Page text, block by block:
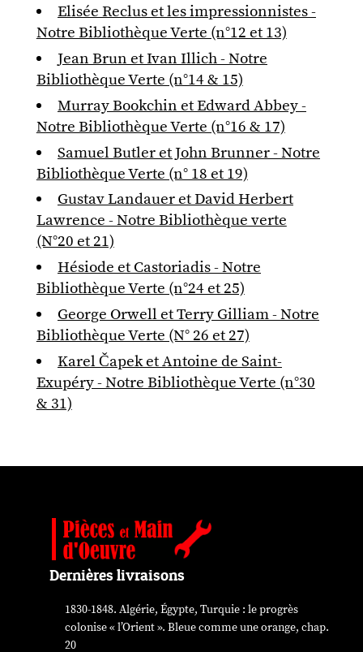
Elisée Reclus et les impressionnistes -
Notre Bibliothèque Verte (n°12 et 13)
Jean Brun et Ivan Illich - Notre
Bibliothèque Verte (n°14 & 15)
Murray Bookchin et Edward Abbey -
Notre Bibliothèque Verte (n°16 & 17)
Samuel Butler et John Brunner - Notre
Bibliothèque Verte (n° 18 et 19)
Gustav Landauer et David Herbert
Lawrence - Notre Bibliothèque verte
(N°20 et 21)
Hésiode et Castoriadis - Notre
Bibliothèque Verte (n°24 et 25)
George Orwell et Terry Gilliam - Notre
Bibliothèque Verte (N° 26 et 27)
Karel Čapek et Antoine de Saint-
Exupéry - Notre Bibliothèque Verte (n°30
& 31)
Dernières livraisons
1830-1848. Algérie, Égypte, Turquie : le progrès
colonise « l’Orient ». Bleue comme une orange, chap.
20